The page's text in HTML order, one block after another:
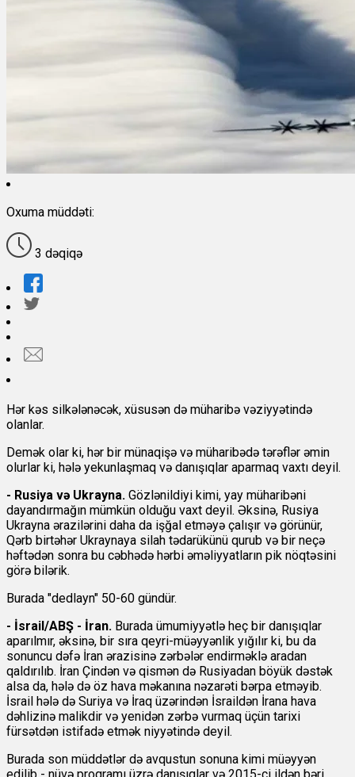
Oxuma müddəti:
3 dəqiqə
Hər kəs silkələnəcək, xüsusən də müharibə vəziyyətində
olanlar.
Demək olar ki, hər bir münaqişə və müharibədə tərəflər əmin
olurlar ki, hələ yekunlaşmaq və danışıqlar aparmaq vaxtı deyil.
- Rusiya və Ukrayna. Gözlənildiyi kimi, yay müharibəni
dayandırmağın mümkün olduğu vaxt deyil. Əksinə, Rusiya
Ukrayna ərazilərini daha da işğal etməyə çalışır və görünür,
Qərb birtəhər Ukraynaya silah tədarükünü qurub və bir neçə
həftədən sonra bu cəbhədə hərbi əməliyyatların pik nöqtəsini
görə bilərik.
Burada "dedlayn" 50-60 gündür.
- İsrail/ABŞ - İran. Burada ümumiyyətlə heç bir danışıqlar
aparılmır, əksinə, bir sıra qeyri-müəyyənlik yığılır ki, bu da
sonuncu dəfə İran ərazisinə zərbələr endirməklə aradan
qaldırılıb. İran Çindən və qismən də Rusiyadan böyük dəstək
alsa da, hələ də öz hava məkanına nəzarəti bərpa etməyib.
İsrail hələ də Suriya və İraq üzərindən İsraildən İrana hava
dəhlizinə malikdir və yenidən zərbə vurmaq üçün tarixi
fürsətdən istifadə etmək niyyətində deyil.
Burada son müddətlər də avqustun sonuna kimi müəyyən